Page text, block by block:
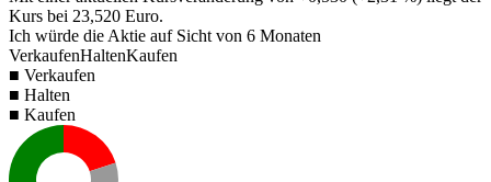
Kurs bei 23,520 Euro.
Ich würde die Aktie auf Sicht von 6 Monaten
VerkaufenHaltenKaufen
■ Verkaufen
■ Halten
■ Kaufen